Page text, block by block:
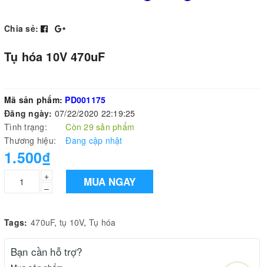
Chia sẻ:
Tụ hóa 10V 470uF
Mã sản phẩm: PD001175
Đăng ngày: 07/22/2020 22:19:25
Tình trạng:
Còn 29 sản phẩm
Thương hiệu:
Đang cập nhật
1.500₫
+
–
MUA NGAY
Tags: 470uF, tụ 10V, Tụ hóa
Bạn cần hỗ trợ?